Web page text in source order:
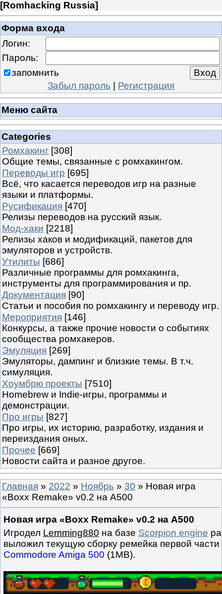
[Romhacking Russia]
Форма входа
Логин:
Пароль:
запомнить
Забыл пароль | Регистрация
Меню сайта
Categories
Ромхакинг [308]
Общие темы, связанные с ромхакингом.
Переводы игр [695]
Всё, что касается переводов игр на разные
языки и платформы.
Русификация [470]
Релизы переводов на русский язык.
Мод-хаки [2218]
Релизы хаков и модификаций, пакетов для
эмуляторов и устройств.
Утилиты [686]
Различные программы для ромхакинга,
инструменты для программирования и пр.
Документация [90]
Статьи и пособия по ромхакингу и переводу игр.
Мероприятия [146]
Конкурсы, а также прочие новости о событиях
сообщества ромхакеров.
Эмуляция [269]
Эмуляторы, дампинг и близкие темы. В т.ч.
симуляция.
Хоумбрю проекты [7510]
Homebrew и Indie-игры, программы и
демонстрации.
Про игры [827]
Про игры, их историю, разработку, издания и
переиздания оных.
Прочее [669]
Новости сайта и разное другое.
Главная » 2022 » Ноябрь » 30 » Новая игра
«Boxx Remake» v0.2 на A500
Новая игра «Boxx Remake» v0.2 на A500
Игродел Lemming880 на базе Scorpion engine
выложил текущую сборку ремейка первой части
Commodore Amiga 500 (1MB).